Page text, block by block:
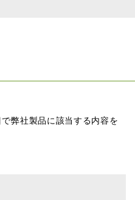
弊社製品に該当する内容を